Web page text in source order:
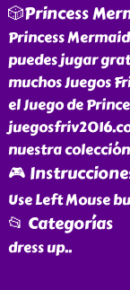
🎲Princess
Princess
puedes jugar
muchos Juegos
el Juego de
nuestra
🎮
Use Left Mouse
📂 Categorías
dress up..